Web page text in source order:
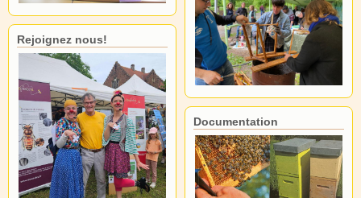
Rejoignez nous!
Documentation